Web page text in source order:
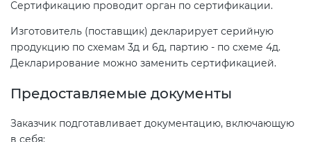
Сертификацию проводит орган по сертификации.
Изготовитель (поставщик) декларирует серийную
продукцию по схемам 3д и 6д, партию - по схеме 4д.
Декларирование можно заменить сертификацией.
Предоставляемые документы
Заказчик подготавливает документацию, включающую
в себя: